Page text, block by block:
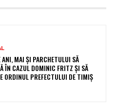
ANI, MAI ȘI PARCHETULUI SĂ
ÎN CAZUL DOMINIC FRITZ ȘI SĂ
ORDINUL PREFECTULUI DE TIMIȘ